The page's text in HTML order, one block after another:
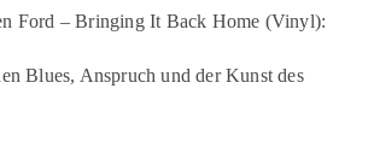
Ford – Bringing It Back Home (Vinyl):
Blues, Anspruch und der Kunst des